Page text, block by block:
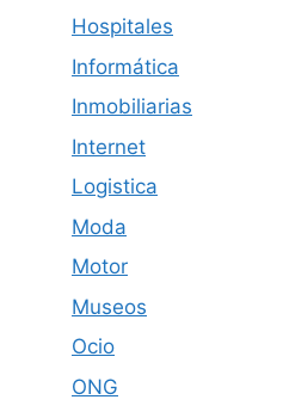
Hospitales
Informática
Inmobiliarias
Internet
Logistica
Moda
Motor
Museos
Ocio
ONG